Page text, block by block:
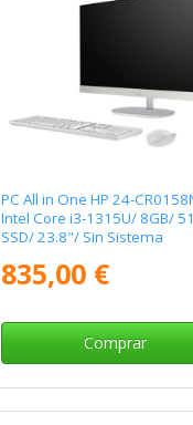
PC All in One HP 24-
Intel Core i3-1315U/ 8GB/
SSD/ 23.8"/ Sin Sistema
835,00 €
Comprar